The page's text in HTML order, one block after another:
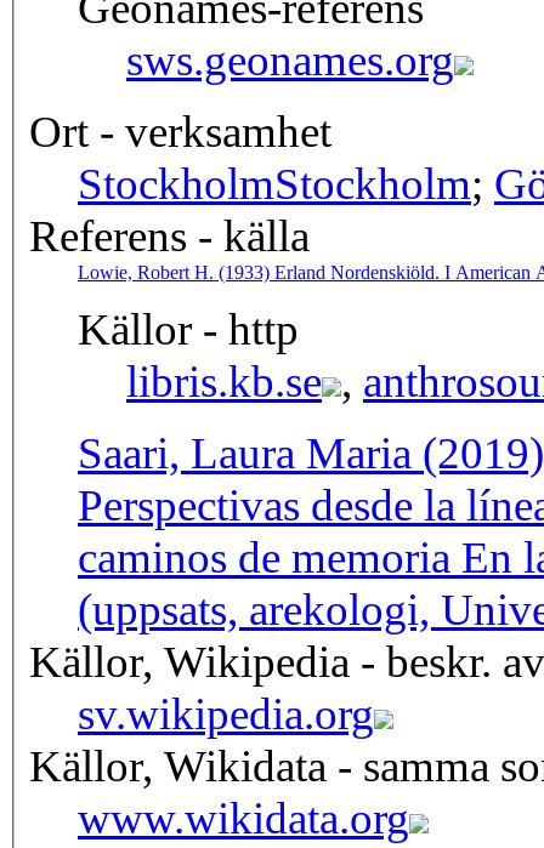
sws.geonames.org
Ort - verksamhet
StockholmStockholm;
Referens - källa
Lowie, Robert H. (1933) Erland Nordenskiöld. I American
Källor - http
libris.kb.se ,
Saari, Laura Maria
Perspectivas desde la
caminos de memoria En
(uppsats, arekologi,
Källor, Wikipedia - beskr. av
sv.wikipedia.org
Källor, Wikidata - samma
www.wikidata.org